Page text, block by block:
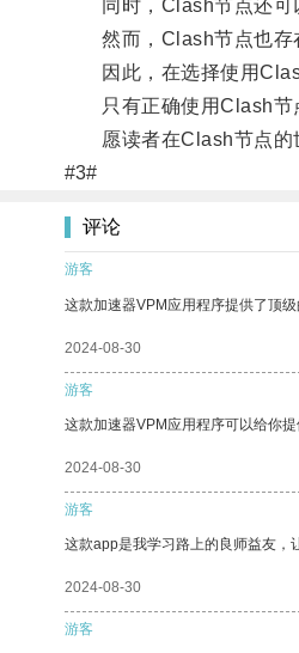
同时，Clash节点还可以
然而，Clash节点也存在
因此，在选择使用
只有正确使用Clash节点
愿读者在Clash节点的
#3#
评论
游客
这款加速器VPM应用程序提供了顶级
2024-08-30
游客
这款加速器VPM应用程序可以给你
2024-08-30
游客
这款app是我学习路上的良师益友，
2024-08-30
游客